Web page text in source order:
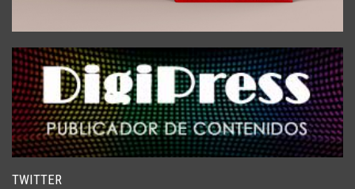
TWITTER